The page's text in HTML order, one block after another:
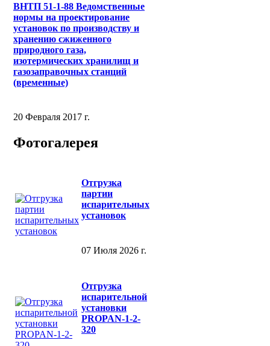
ВНТП 51-1-88 Ведомственные
нормы на проектирование
установок по производству и
хранению сжиженного
природного газа,
изотермических хранилищ и
газозаправочных станций
(временные)
20 Февраля 2017 г.
Фотогалерея
Отгрузка
партии
испарительных
установок
07 Июля 2026 г.
Отгрузка
испарительной
установки
PROPAN-1-2-
320